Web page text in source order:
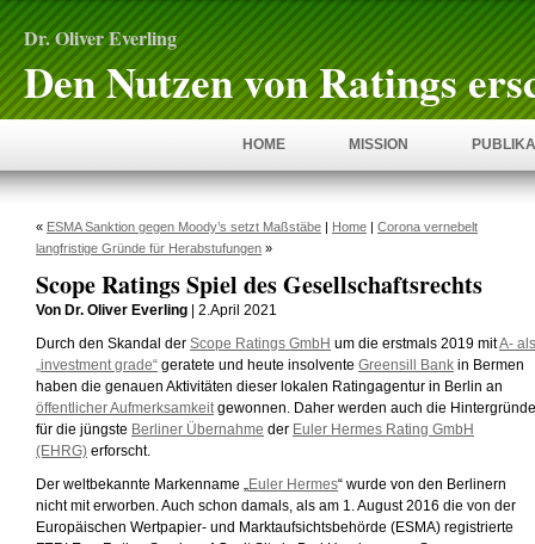
Dr. Oliver Everling
Den Nutzen von Ratings
HOME MISSION
« ESMA Sanktion gegen Moody’s setzt Maßstäbe | Home | Corona vernebelt
langfristige Gründe für Herabstufungen »
Scope Ratings Spiel des Gesellschaftsrechts
Von Dr. Oliver Everling | 2.April 2021
Durch den Skandal der Scope Ratings GmbH um die erstmals 2019 mitA- als
„investment grade“ geratete und heute insolvente Greensill Bank in Bermen
haben die genauen Aktivitäten dieser lokalen Ratingagentur in Berlin an
öffentlicher Aufmerksamkeit gewonnen. Daher werden auch die Hintergründe
für die jüngste Berliner Übernahme der Euler Hermes Rating GmbH
(EHRG) erforscht.
Der weltbekannte Markenname „ Euler Hermes“ wurde von den Berlinern
nicht mit erworben. Auch schon damals, als am 1. August 2016 die von der
Europäischen Wertpapier- und Marktaufsichtsbehörde (ESMA) registrierte